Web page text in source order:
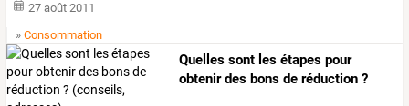
27 août 2011
»Consommation
Quelles sont les étapes pour
obtenirdes bons de réduction ?